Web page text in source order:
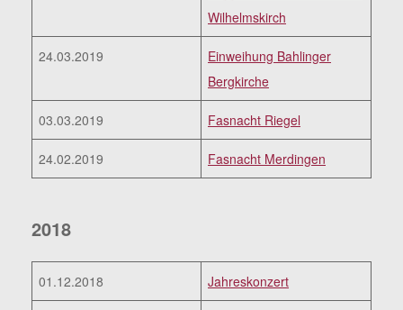
Wilhelmskirch
24.03.2019
Einweihung Bahlinger
Bergkirche
03.03.2019 Fasnacht Riegel
24.02.2019 Fasnacht Merdingen
2018
01.12.2018 Jahreskonzert